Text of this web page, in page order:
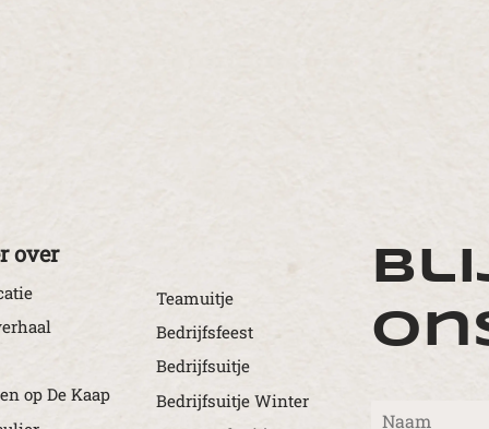
over
op De Kaap
Teamuitje
Bedrijfsfeest
Bedrijfsuitje
Bedrijfsuitje Winter